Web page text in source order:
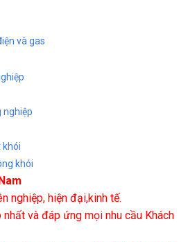
và gas
nghiệp
khói
khói
nghiệp, hiện đại,kinh tế.
và đáp ứng mọi nhu cầu Khách